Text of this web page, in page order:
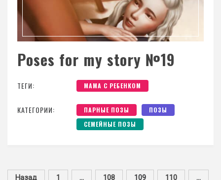
Poses for my story №19
ТЕГИ: МАМА С РЕБЕНКОМ
КАТЕГОРИИ: ПАРНЫЕ ПОЗЫ
ПОЗЫ
СЕМЕЙНЫЕ ПОЗЫ
Назад 1 … 108 109 110 …